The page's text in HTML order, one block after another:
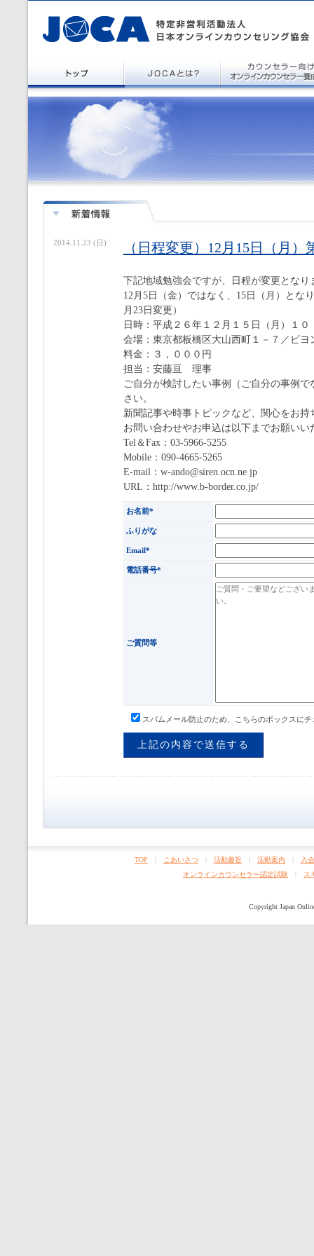
2014.11.23 (日) （日程変更）12月15日（月）
下記地域勉強会ですが、日程が変更となり
12月5日（金）ではなく、15日（月）とな
月23日変更）
日時：平成２６年１２月１５日（月）１
会場：東京都板橋区大山西町１－７／ビ
料金：３，０００円
担当：安藤亘 理事
ご自分が検討したい事例（ご自分の事例
さい。
新聞記事や時事トピックなど、関心をお
お問い合わせやお申込は以下までお願いい
Tel＆Fax：03-5966-5255
Mobile：090-4665-5265
E-mail：w-ando@siren.ocn.ne.jp
URL：http://www.b-border.co.jp/
お名前*
ふりがな
Email*
電話番号*
ご質問等
スパムメール防止のため、こちらのボックスに
TOP ごあいさつ 活動趣旨 活動案内
入
オンラインカウンセラー認定試験
ス
Copyright Japan